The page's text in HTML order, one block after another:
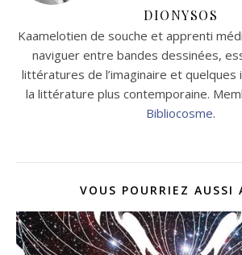
DIONYSOS
Kaamelotien de souche et apprenti
naviguer entre bandes dessinées,
littératures de l’imaginaire et quelques
la littérature plus contemporaine.
Bibliocosme.
VOUS POURRIEZ AUSSI